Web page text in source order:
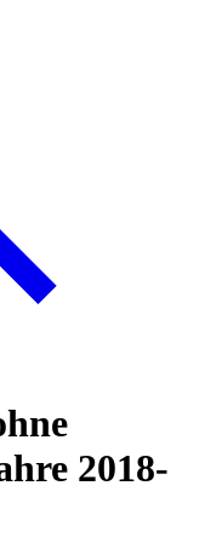
2018-